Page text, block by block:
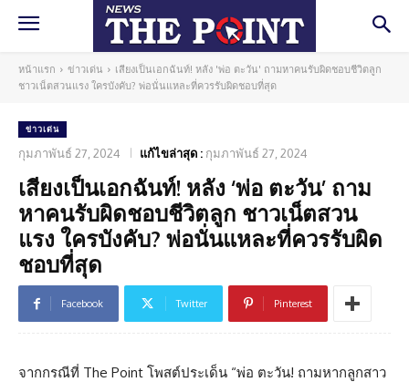
หน้าแรก ข่าวเด่น
เสียงเป็นเอกฉันท์! หลัง 'พ่อ ตะวัน' ถามหาคนรับผิดชอบชีวิตลูก
ชาวเน็ตสวนแรง ใครบังคับ? พ่อนั่นแหละที่ควรรับผิดชอบที่สุด
ข่าวเด่น
กุมภาพันธ์ 27, 2024 แก้ไขล่าสุด : กุมภาพันธ์ 27, 2024
เสียงเป็นเอกฉันท์! หลัง ‘พ่อ ตะวัน’ ถาม
หาคนรับผิดชอบชีวิตลูก ชาวเน็ตสวน
แรง ใครบังคับ? พ่อนั่นแหละที่ควรรับผิด
ชอบที่สุด
Facebook Twitter Pinterest
จากกรณีที่ The Point โพสต์ประเด็น “พ่อ ตะวัน! ถามหากลูกสาว